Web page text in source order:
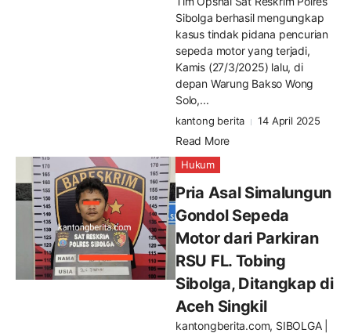
Sibolga berhasil mengungkap
kasus tindak pidana pencurian
sepeda motor yang terjadi,
Kamis (27/3/2025) lalu, di
depan Warung Bakso Wong
Solo,...
kantong berita 14 April 2025
Read More
Hukum
Pria Asal Simalungun
Gondol Sepeda
Motor dari Parkiran
RSU FL. Tobing
Sibolga, Ditangkap di
Aceh Singkil
kantongberita.com, SIBOLGA |